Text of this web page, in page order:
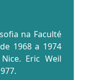
na Faculté
1968 a 1974
Eric Weil